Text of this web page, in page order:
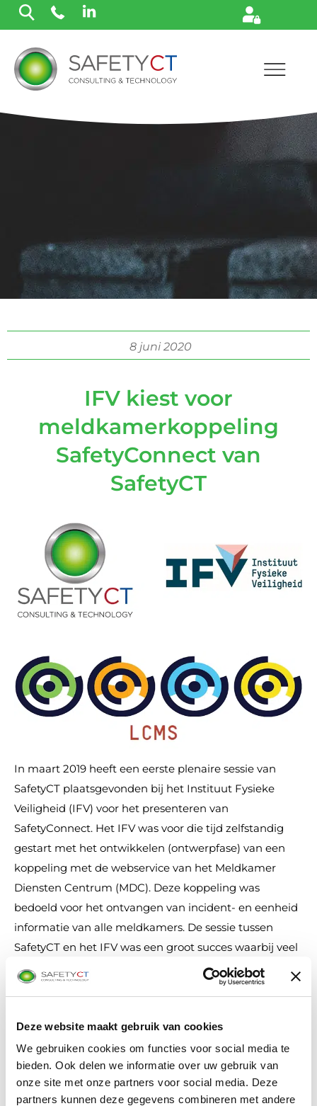
Deze website maakt gebruik van cookies
We gebruiken cookies om functies voor social media te
bieden. Ook delen we informatie over uw gebruik van
onze site met onze partners voor social media. Deze
partners kunnen deze gegevens combineren met andere
8 juni 2020
IFV kiest voor
meldkamerkoppeling
SafetyConnect van
SafetyCT
In maart 2019 heeft een eerste plenaire sessie van
SafetyCT plaatsgevonden bij het Instituut Fysieke
Veiligheid (IFV) voor het presenteren van
SafetyConnect. Het IFV was voor die tijd zelfstandig
gestart met het ontwikkelen (ontwerpfase) van een
koppeling met de webservice van het Meldkamer
Diensten Centrum (MDC). Deze koppeling was
bedoeld voor het ontvangen van incident- en eenheid
informatie van alle meldkamers. De sessie tussen
SafetyCT en het IFV was een groot succes waarbij veel
stappen zijn gezet om te onderzoeken of het gebruik
van de SafetyConnect koppeling efficiënter zou zijn
In de daaropvolgende periode is SafetyCT verder in
gesprek gegaan met het IFV om SafetyConnect dé
koppeling te maken voor incident- en eenheid
informatie voor het Landelijk Crisis Management